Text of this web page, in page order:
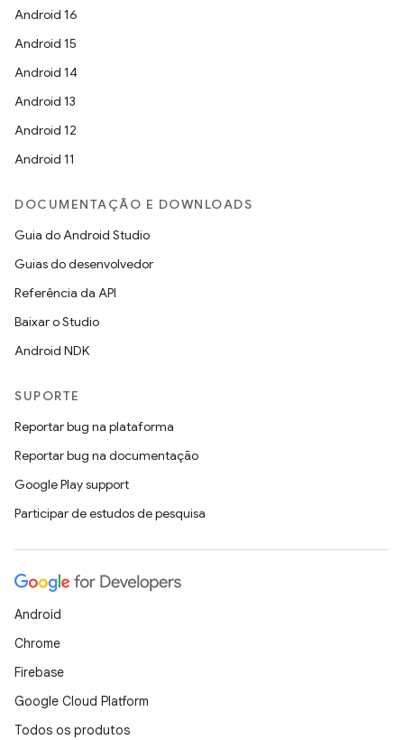
Android 16
Android 15
Android 14
Android 13
Android 12
Android 11
DOCUMENTAÇÃO E DOWNLOADS
Guia do Android Studio
Guias do desenvolvedor
Referência da API
Baixar o Studio
Android NDK
SUPORTE
Reportar bug na plataforma
Reportar bug na documentação
Google Play support
Participar de estudos de pesquisa
Android
Chrome
Firebase
Google Cloud Platform
Todos os produtos